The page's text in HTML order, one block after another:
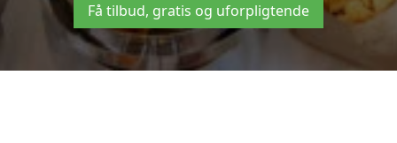
Få tilbud, gratis og uforpligtende